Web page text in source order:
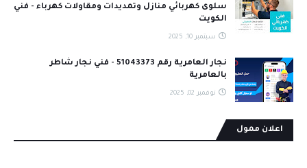
سلوى كهربائي منازل وتمديدات ومقاولات كهرباء - فني
الكويت
سبتمبر 10, 2025
نجار العامرية رقم 51043373 - فني نجار شاطر
بالعامرية
نوفمبر 02, 2025
اعلان ممول